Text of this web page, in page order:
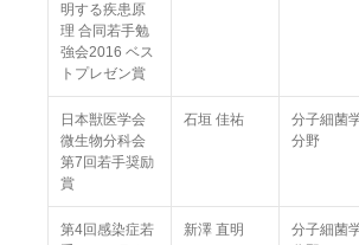
明する疾患原
理 合同若手勉
強会2016 ベス
トプレゼン賞
日本獣医学会
微生物分科会
第7回若手奨励
賞
石垣 佳祐
分子細菌
分野
第4回感染症若
新澤 直明
分子細菌